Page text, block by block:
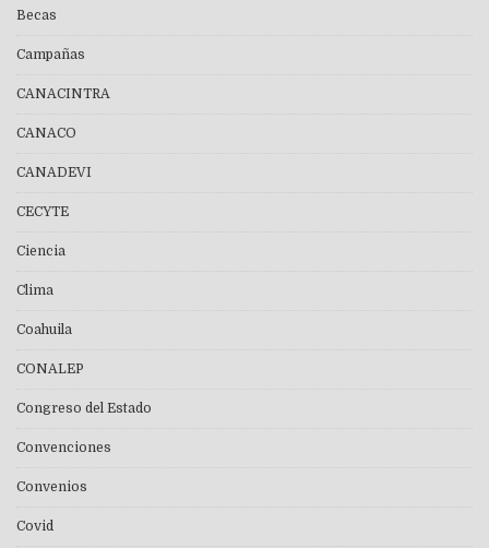
Becas
Campañas
CANACINTRA
CANACO
CANADEVI
CECYTE
Ciencia
Clima
Coahuila
CONALEP
Congreso del Estado
Convenciones
Convenios
Covid